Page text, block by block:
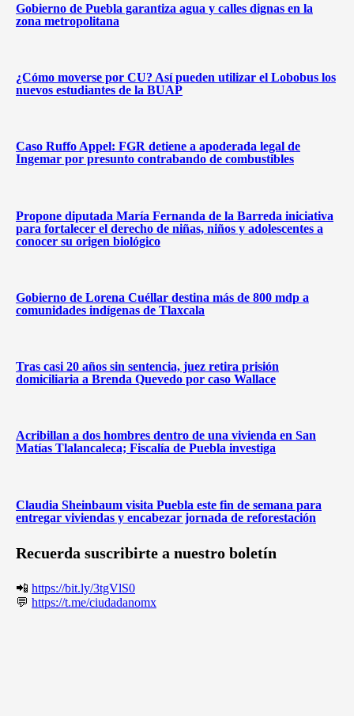
Gobierno de Puebla garantiza agua y calles dignas en la
zona metropolitana
¿Cómo moverse por CU? Así pueden utilizar el Lobobus los
nuevos estudiantes de la BUAP
Caso Ruffo Appel: FGR detiene a apoderada legal de
Ingemar por presunto contrabando de combustibles
Propone diputada María Fernanda de la Barreda iniciativa
para fortalecer el derecho de niñas, niños y adolescentes a
conocer su origen biológico
Gobierno de Lorena Cuéllar destina más de 800 mdp a
comunidades indígenas de Tlaxcala
Tras casi 20 años sin sentencia, juez retira prisión
domiciliaria a Brenda Quevedo por caso Wallace
Acribillan a dos hombres dentro de una vivienda en San
Matías Tlalancaleca; Fiscalía de Puebla investiga
Claudia Sheinbaum visita Puebla este fin de semana para
entregar viviendas y encabezar jornada de reforestación
Recuerda suscribirte a nuestro boletín
📲 https://bit.ly/3tgVlS0
💬 https://t.me/ciudadanomx